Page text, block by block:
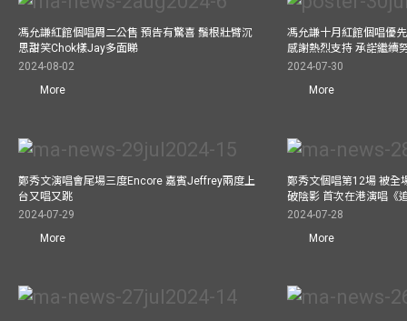
馮允謙紅館個唱周二公售 預告有驚喜 鬚根壯臂沉
思甜笑Chok樣Jay多面睇
2024-08-02
More
馮允謙十月紅館個唱優
感謝熱烈支持 承諾繼續
2024-07-30
More
鄭秀文演唱會尾場三度Encore 嘉賓Jeffrey兩度上
台又唱又跳
2024-07-29
More
鄭秀文個唱第12場 被全
破陰影 首次在港演唱《
2024-07-28
More